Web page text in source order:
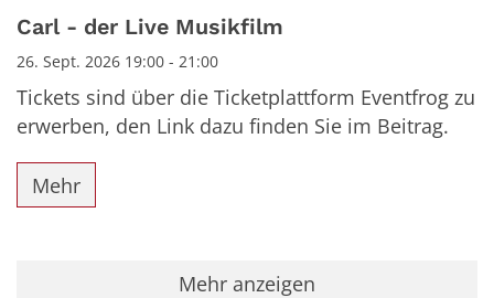
Datum: 26. September 2026
Carl - der Live Musikfilm
26. Sept. 2026 19:00 - 21:00
Tickets sind über die Ticketplattform Eventfrog zu
erwerben, den Link dazu finden Sie im Beitrag.
Mehr
Mehr anzeigen